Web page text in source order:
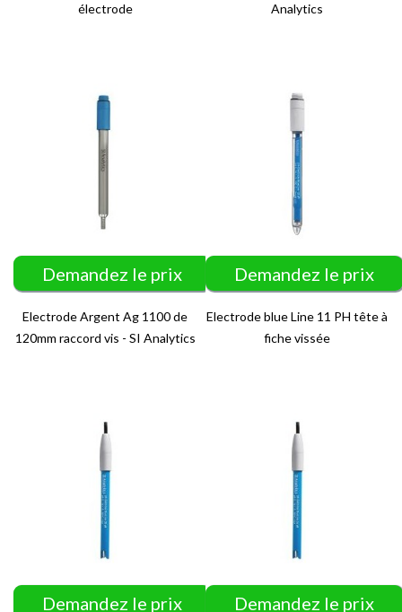
électrode
Analytics
Demandez le prix
Electrode Argent Ag 1100 de
120mm raccord vis - SI Analytics
Demandez le prix
Electrode blue Line 11 PH tête à
fiche vissée
Demandez le prix Demandez le prix